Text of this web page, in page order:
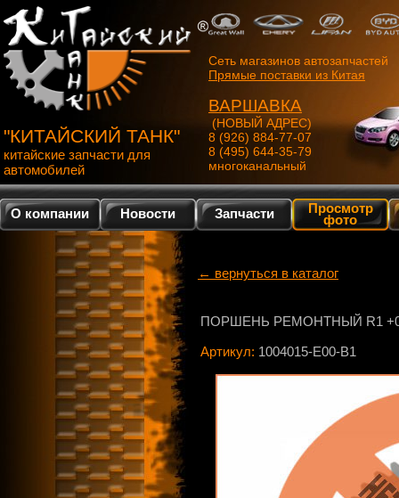
"КИТАЙСКИЙ ТАНК"
китайские запчасти для
автомобилей
Сеть магазинов автозапчастей
Прямые поставки из Китая
ВАРШАВКА
(НОВЫЙ АДРЕС)
8 (926) 884-77-07
8 (495) 644-35-79
многоканальный
О компании Новости Запчасти Просмотр
фото
← вернуться в каталог
ПОРШЕНЬ РЕМОНТНЫЙ R1
Артикул: 1004015-E00-B1